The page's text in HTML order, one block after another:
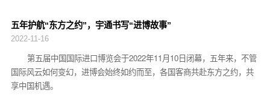
五年护航“东方之约”，宇通书写“进博故事”
2022-11-16
第五届中国国际进口博览会于2022年11月10日闭幕，五年来，不管
国际风云如何变幻，进博会始终如约而至，各国客商共赴东方之约，共
享中国机遇。